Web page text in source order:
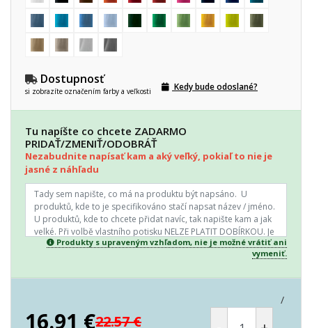
Dostupnosť
si zobrazíte označením farby a veľkosti Kedy bude odoslané?
Tu napíšte co chcete ZADARMO
PRIDAŤ/ZMENIŤ/ODOBRÁŤ
Nezabudnite napísať kam a aký veľký, pokiaľ to nie je
jasné z náhľadu
Produkty s upraveným vzhľadom, nie je možné vrátiť ani
vymeniť.
/
16.91 €22.57€